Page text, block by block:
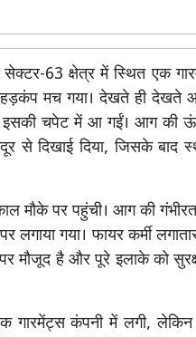
63 क्षेत्र में स्थित एक
मच गया। देखते ही देखते
इसकी चपेट में आ गईं। आग की
दिखाई दिया, जिसके बाद
मौके पर पहुंची। आग की
लगाया गया। फायर कर्मी
मौजूद है और पूरे इलाके को
गारमेंट्स कंपनी में लगी,